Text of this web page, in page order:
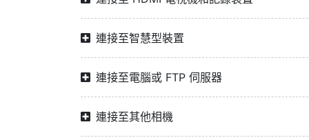
連接至智慧型裝置
連接至電腦或 FTP 伺服器
連接至其他相機